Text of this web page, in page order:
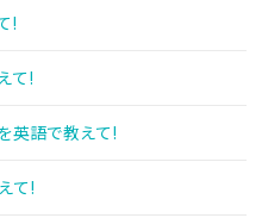
!
て!
英語で教えて!
て!